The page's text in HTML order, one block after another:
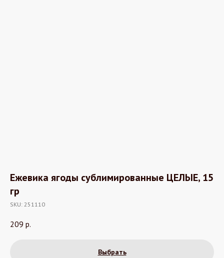
Ежевика ягоды сублимированные ЦЕЛЫЕ, 15
гр
SKU: 251110
209 р.
Выбрать